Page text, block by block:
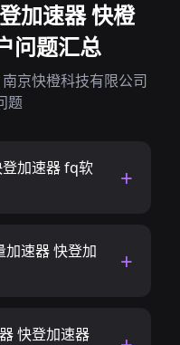
加速器 快橙
问题汇总
京快橙科技有限公司
题
加速器 fq软
速器 快登加
快登加速器